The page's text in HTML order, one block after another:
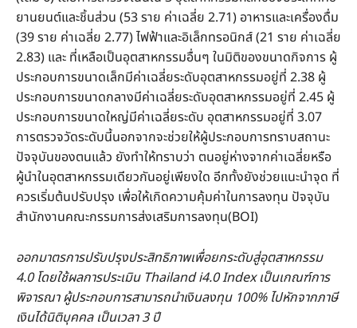
ยานยนต์และชิ้นส่วน (53 ราย ค่าเฉลี่ย 2.71) อาหารและเครื่องดื่ม
(39 ราย ค่าเฉลี่ย 2.77) ไฟฟ้าและอิเล็กทรอนิกส์ (21 ราย ค่าเฉลี่ย
2.83) และ ที่เหลือเป็นอุตสาหกรรมอื่นๆ ในมิติของขนาดกิจการ ผู้
ประกอบการขนาดเล็กมีค่าเฉลี่ยระดับอุตสาหกรรมอยู่ที่ 2.38 ผู้
ประกอบการขนาดกลางมีค่าเฉลี่ยระดับอุตสาหกรรมอยู่ที่ 2.45 ผู้
ประกอบการขนาดใหญ่มีค่าเฉลี่ยระดับ อุตสาหกรรมอยู่ที่ 3.07
การตรวจวัดระดับนี้นอกจากจะช่วยให้ผู้ประกอบการทราบสถานะ
ปัจจุบันของตนแล้ว ยังทำให้ทราบว่า ตนอยู่ห่างจากค่าเฉลี่ยหรือ
ผู้นำในอุตสาหกรรมเดียวกันอยู่เพียงใด อีกทั้งยังช่วยแนะนำจุด ที่
ควรเริ่มต้นปรับปรุง เพื่อให้เกิดความคุ้มค่าในการลงทุน ปัจจุบัน
สำนักงานคณะกรรมการส่งเสริมการลงทุน(BOI)
ออกมาตรการปรับปรุงประสิทธิภาพเพื่อยกระดับสู่อุตสาหกรรม
4.0 โดยใช้ผลการประเมิน Thailand i4.0 Index เป็นเกณฑ์การ
พิจารณา ผู้ประกอบการสามารถนำเงินลงทุน 100% ไปหักจากภาษี
เงินได้นิติบุคคล เป็นเวลา 3 ปี